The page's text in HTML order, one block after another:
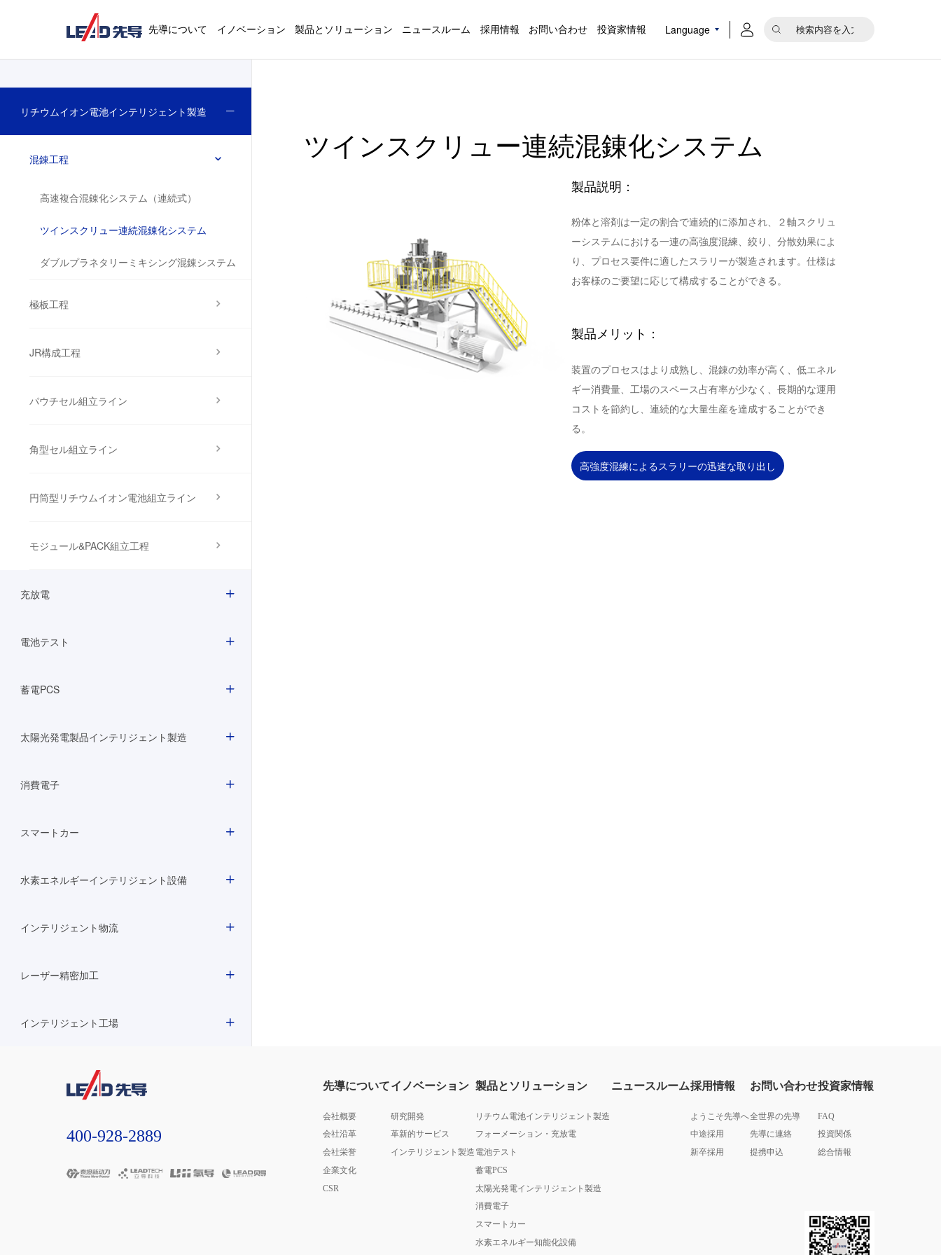
先導について イノベーション 製品とソリューション ニュースルーム 採用情報 お問い合わせ 投資家情報 Language
リチウムイオン電池インテリジェント製造
混錬工程
高速複合混錬化システム（連続式）
ツインスクリュー連続混錬化システム
ダブルプラネタリーミキシング混錬システム
極板工程
JR構成工程
パウチセル組立ライン
角型セル組立ライン
円筒型リチウムイオン電池組立ライン
モジュール&PACK組立工程
充放電
電池テスト
蓄電PCS
太陽光発電製品インテリジェント製造
消費電子
スマートカー
水素エネルギーインテリジェント設備
インテリジェント物流
レーザー精密加工
インテリジェント工場
ツインスクリュー連続混錬化システム
製品説明：
粉体と溶剤は一定の割合で連続的に添加され、２軸スクリュ
ーシステムにおける一連の高強度混練、絞り、分散効果によ
り、プロセス要件に適したスラリーが製造されます。仕様は
お客様のご要望に応じて構成することができる。
製品メリット：
装置のプロセスはより成熟し、混錬の効率が高く、低エネル
ギー消費量、工場のスペース占有率が少なく、長期的な運用
コストを節約し、連続的な大量生産を達成することができ
る。
高強度混練によるスラリーの迅速な取り出し
400-928-2889
先導について
会社概要
会社沿革
会社栄誉
企業文化
CSR
イノベーション
研究開発
革新的サービス
インテリジェント製造
製品とソリューション
リチウム電池インテリジェント製造
フォーメーション・充放電
電池テスト
蓄電PCS
太陽光発電インテリジェント製造
消費電子
スマートカー
水素エネルギー知能化設備
ニュースルーム採用情報
ようこそ先導へ
中途採用
新卒採用
お問い合わせ
全世界の先導
先導に連絡
提携申込
投資家情報
FAQ
投資関係
総合情報